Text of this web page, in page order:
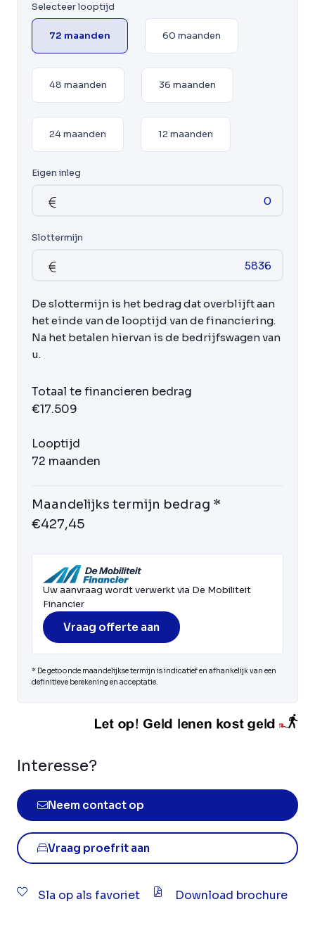
Selecteer looptijd
72 maanden 60 maanden
48 maanden 36 maanden
24 maanden 12 maanden
Eigen inleg
Slottermijn
De slottermijn is het bedrag dat overblijft aan
het einde van de looptijd van de financiering.
Na het betalen hiervan is de bedrijfswagen van
u.
Totaal te financieren bedrag
€17.509
Looptijd
72 maanden
Maandelijks termijn bedrag *
€427,45
Uw aanvraag wordt verwerkt via De Mobiliteit
Financier
Vraag offerte aan
* De getoonde maandelijkse termijn is indicatief en afhankelijk van een
definitieve berekening en acceptatie.
Interesse?
Neem contact op
Vraag proefrit aan
Sla op als favoriet Download brochure